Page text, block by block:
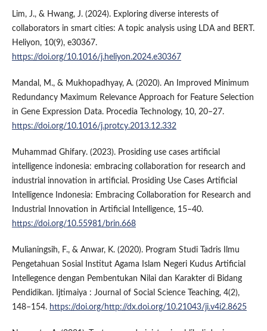
Lim, J., & Hwang, J. (2024). Exploring diverse interests of
collaborators in smart cities: A topic analysis using LDA and BERT.
Heliyon, 10(9), e30367.
https://doi.org/10.1016/j.heliyon.2024.e30367
Mandal, M., & Mukhopadhyay, A. (2020). An Improved Minimum
Redundancy Maximum Relevance Approach for Feature Selection
in Gene Expression Data. Procedia Technology, 10, 20–27.
https://doi.org/10.1016/j.protcy.2013.12.332
Muhammad Ghifary. (2023). Prosiding use cases artificial
intelligence indonesia: embracing collaboration for research and
industrial innovation in artificial. Prosiding Use Cases Artificial
Intelligence Indonesia: Embracing Collaboration for Research and
Industrial Innovation in Artificial Intelligence, 15–40.
https://doi.org/10.55981/brin.668
Mulianingsih, F., & Anwar, K. (2020). Program Studi Tadris Ilmu
Pengetahuan Sosial Institut Agama Islam Negeri Kudus Artificial
Intellegence dengan Pembentukan Nilai dan Karakter di Bidang
Pendidikan. Ijtimaiya : Journal of Social Science Teaching, 4(2),
148–154. https://doi.org/http://dx.doi.org/10.21043/ji.v4i2.8625